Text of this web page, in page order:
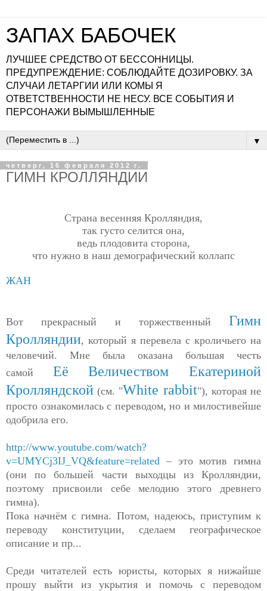
ЗАПАХ БАБОЧЕК
ЛУЧШЕЕ СРЕДСТВО ОТ БЕССОННИЦЫ.
ПРЕДУПРЕЖДЕНИЕ: СОБЛЮДАЙТЕ ДОЗИРОВКУ. ЗА
СЛУЧАИ ЛЕТАРГИИ ИЛИ КОМЫ Я
ОТВЕТСТВЕННОСТИ НЕ НЕСУ. ВСЕ СОБЫТИЯ И
ПЕРСОНАЖИ ВЫМЫШЛЕННЫЕ
▼
четверг, 16 февраля 2012 г.
ГИМН КРОЛЛЯНДИИ
Страна весенняя Кролляндия,
так густо селится она,
ведь плодовита сторона,
что нужно в наш демографический коллапс
ЖАН
Вот прекрасный и торжественный Гимн
Кролляндии, который я перевела с кроличьего на
человечий. Мне была оказана большая честь
самой Её Величеством Екатериной
Кролляндской (см. "White rabbit"), которая не
просто ознакомилась с переводом, но и милостивейше
одобрила его.
http://www.youtube.com/watch?
v=UMYCj3IJ_VQ&feature=related – это мотив гимна
(они по большей части выходцы из Кролляндии,
поэтому присвоили себе мелодию этого древнего
гимна).
Пока начнём с гимна. Потом, надеюсь, приступим к
переводу конституции, сделаем географическое
описание и пр...
Среди читателей есть юристы, которых я нижайше
прошу выйти из укрытия и помочь с переводом